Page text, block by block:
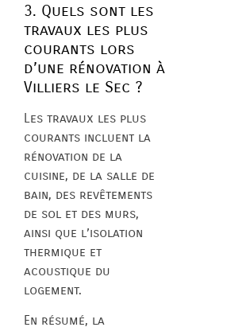
3. Quels sont les
travaux les plus
courants lors
d’une rénovation à
Villiers le Sec ?
Les travaux les plus
courants incluent la
rénovation de la
cuisine, de la salle de
bain, des revêtements
de sol et des murs,
ainsi que l’isolation
thermique et
acoustique du
logement.
En résumé, la